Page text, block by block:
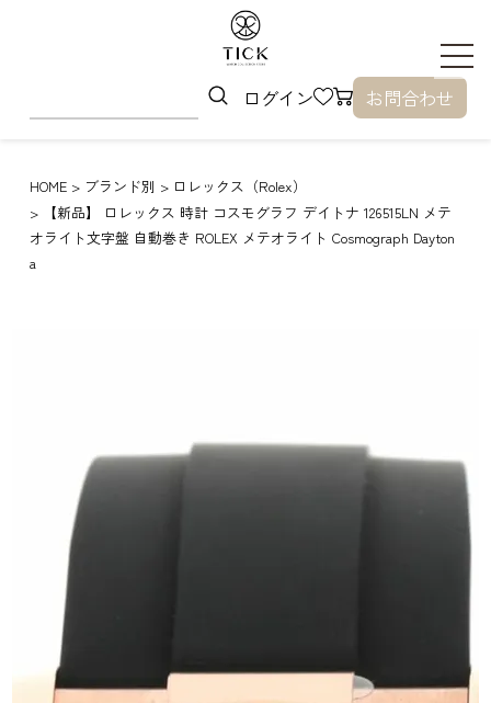
ログイン お問合わせ
HOME ブランド別
ロレックス（Rolex）
【新品】 ロレックス 時計 コスモグラフ デイトナ 126515LN メテ
オライト文字盤 自動巻き ROLEX メテオライト Cosmograph Dayton
a